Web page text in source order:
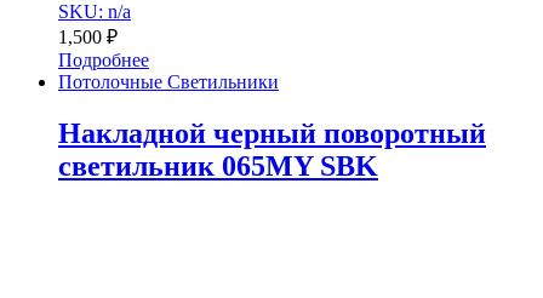
SKU: n/a
1,500 ₽
Подробнее
Потолочные Светильники
Накладной черный поворотный
светильник 065MY SBK